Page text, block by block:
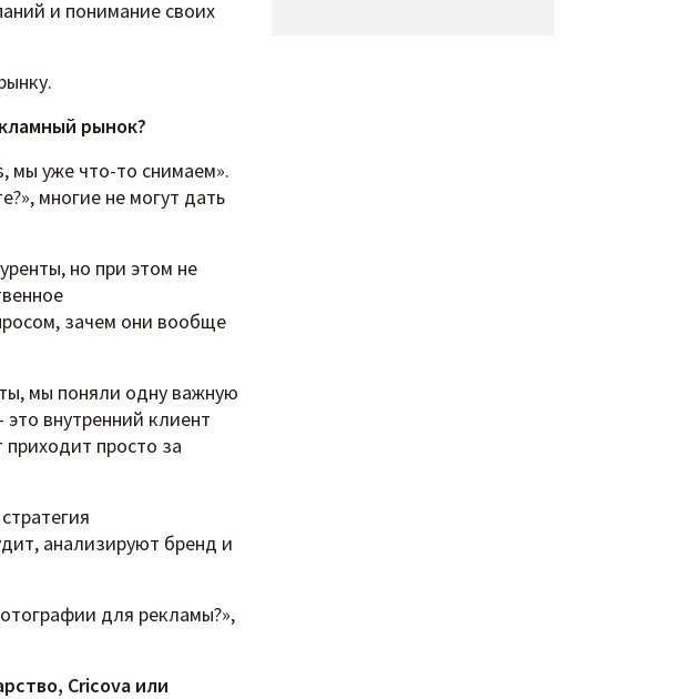
и понимание своих
рынок?
мы уже что-то снимаем».
многие не могут дать
но при этом не
зачем они вообще
мы поняли одну важную
внутренний клиент
просто за
анализируют бренд и
для рекламы?»,
Cricova или